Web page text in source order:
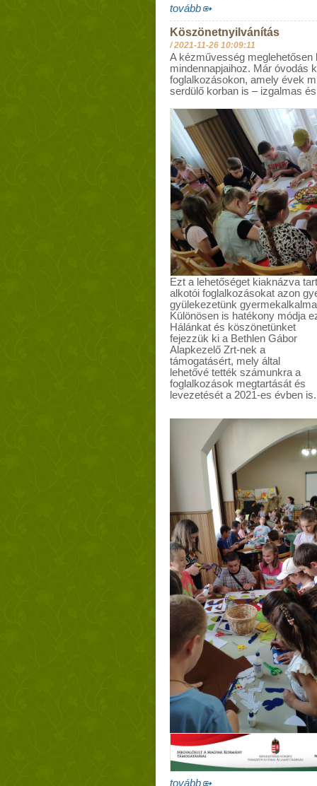
tovább
Köszönetnyilvánítás
/2021-11-26 10:09:11
A kézművesség meglehetősen
mindennapjaihoz. Már óvodás
foglalkozásokon, amely évek
serdülő korban is – izgalmas
Ezt a lehetőséget kiaknázva
alkotói foglalkozásokat azon
gyülekezetünk
Különösen is hatékony módja
Hálánkat és köszönetünket
fejezzük ki a Bethlen Gábor
Alapkezelő Zrt-nek a
támogatásért, mely által
lehetővé tették számunkra a
foglalkozások megtartását és
levezetését a 2021-es évben is.
tovább